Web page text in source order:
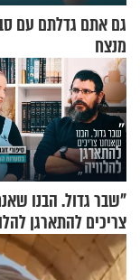
גם אתם גדלתם עם
מנצח
"שבר גדול. הבנו
צריכים להתארגן
זוגיות במבחן,
וגד דנינו